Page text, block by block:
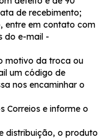
de recebimento;
entre em contato com
do e-mail -
motivo da troca ou
um código de
nos encaminhar o
Correios e informe o
distribuição, o produto